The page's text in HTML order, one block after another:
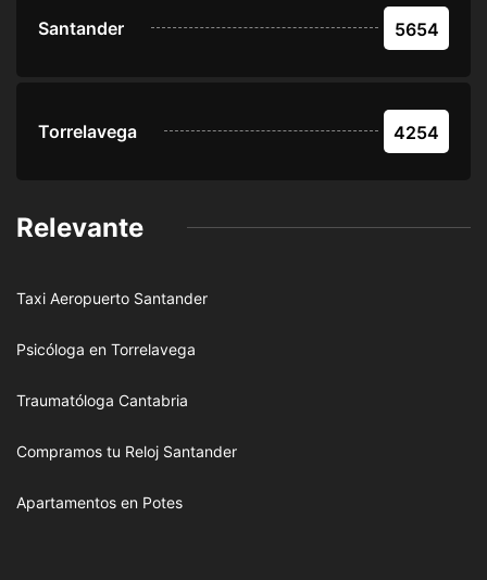
Santander 5654
Torrelavega 4254
Relevante
Taxi Aeropuerto Santander
Psicóloga en Torrelavega
Traumatóloga Cantabria
Compramos tu Reloj Santander
Apartamentos en Potes